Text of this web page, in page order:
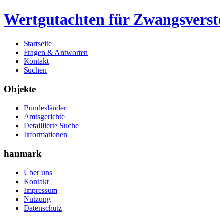
Wertgutachten für
Startseite
Fragen & Antworten
Kontakt
Suchen
Objekte
Bundesländer
Amtsgerichte
Detaillierte Suche
Informationen
hanmark
Über uns
Kontakt
Impressum
Nutzung
Datenschutz